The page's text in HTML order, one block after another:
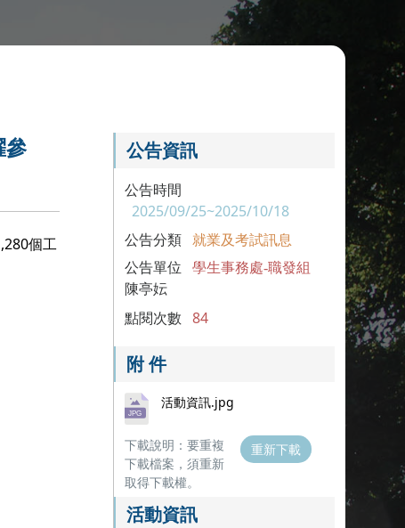
參
個工
公告資訊
公告時間
2025/09/25~2025/10/18
公告分類 就業及考試訊息
公告單位
學生事務處-職發組
陳亭妘
點閱次數 84
附 件
活動資訊.jpg
下載說明：要重複
下載檔案，須重新
取得下載權。
重新下載
活動資訊